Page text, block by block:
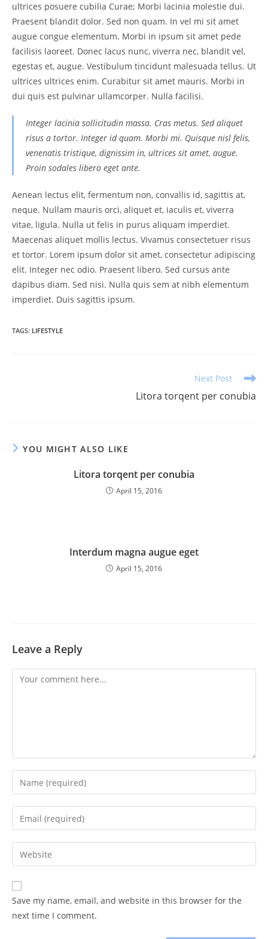
ultrices posuere cubilia Curae; Morbi lacinia molestie dui.
Praesent blandit dolor. Sed non quam. In vel mi sit amet
augue congue elementum. Morbi in ipsum sit amet pede
facilisis laoreet. Donec lacus nunc, viverra nec, blandit vel,
egestas et, augue. Vestibulum tincidunt malesuada tellus. Ut
ultrices ultrices enim. Curabitur sit amet mauris. Morbi in
dui quis est pulvinar ullamcorper. Nulla facilisi.
Integer lacinia sollicitudin massa. Cras metus. Sed aliquet
risus a tortor. Integer id quam. Morbi mi. Quisque nisl felis,
venenatis tristique, dignissim in, ultrices sit amet, augue.
Proin sodales libero eget ante.
Aenean lectus elit, fermentum non, convallis id, sagittis at,
neque. Nullam mauris orci, aliquet et, iaculis et, viverra
vitae, ligula. Nulla ut felis in purus aliquam imperdiet.
Maecenas aliquet mollis lectus. Vivamus consectetuer risus
et tortor. Lorem ipsum dolor sit amet, consectetur adipiscing
elit. Integer nec odio. Praesent libero. Sed cursus ante
dapibus diam. Sed nisi. Nulla quis sem at nibh elementum
imperdiet. Duis sagittis ipsum.
TAGS: LIFESTYLE
Next Post
Litora torqent per conubia
YOU MIGHT ALSO LIKE
Litora torqent per conubia
April 15, 2016
Interdum magna augue eget
April 15, 2016
Leave a Reply
Comment
Enter
your
name
comment
Enter
your
email
address
comment
Enter
your
website
URL
(optional)
Save my name, email, and website in this browser for the
next time I comment.